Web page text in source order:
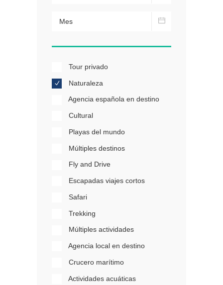
Tour privado
Naturaleza
Agencia española en destino
Cultural
Playas del mundo
Múltiples destinos
Fly and Drive
Escapadas viajes cortos
Safari
Trekking
Múltiples actividades
Agencia local en destino
Crucero marítimo
Actividades acuáticas